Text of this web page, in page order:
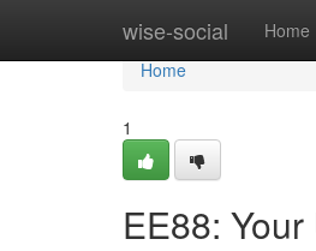
wise-social Home
Home
Home
1
EE88: